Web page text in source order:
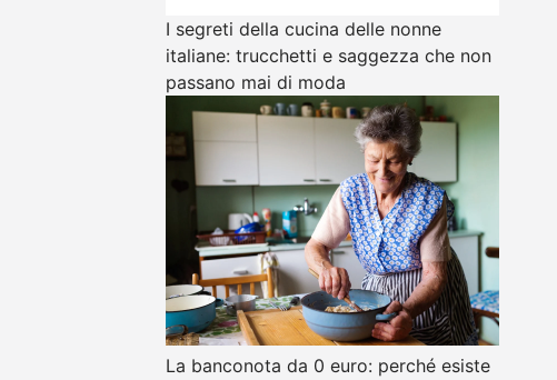
I segreti della cucina delle nonne
italiane: trucchetti e saggezza che non
passano mai di moda
La banconota da 0 euro: perché esiste